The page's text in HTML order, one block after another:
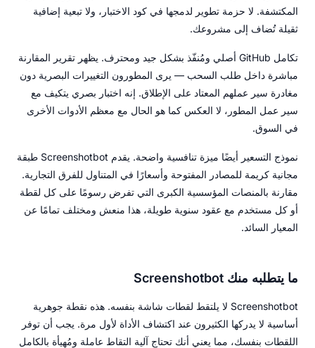
المكتشفة. لا حزمة تطوير لدمجها في كود الاختبار، ولا تبعية إضافية
ثقيلة تُضاف إلى مشروعك.
تكامل GitHub أصلي ومُنفّذ بشكل جيد ومحترف. يظهر تقرير المقارنة
مباشرة داخل طلب السحب — يرى المطورون التغييرات البصرية دون
مغادرة سير عملهم المعتاد على الإطلاق. إنه اختبار بصري يتكيف مع
سير عمل المطور، لا العكس كما هو الحال مع معظم الأدوات الأخرى
في السوق.
نموذج التسعير أيضًا ميزة تنافسية واضحة. يقدم Screenshotbot طبقة
مجانية كريمة للمصادر المفتوحة وأسعارًا في المتناول للفرق التجارية.
مقارنة بالمنصات المؤسسية الكبرى التي تفرض رسومًا على كل لقطة
أو كل مستخدم مع عقود سنوية طويلة، هذا منعش ومختلف تمامًا عن
المعيار السائد.
ما يتطلبه منك Screenshotbot
Screenshotbot لا يلتقط لقطات شاشة بنفسه. هذه نقطة جوهرية
أساسية لا يدركها الكثيرون عند اكتشاف الأداة لأول مرة. يجب أن توفر
اللقطات بنفسك، مما يعني أنك تحتاج آلية التقاط عاملة ومُهيأة بالكامل